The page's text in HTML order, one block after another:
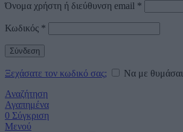
Όνομα χρήστη ή διεύθυνση email *
Κωδικός *
Σύνδεση
Ξεχάσατε τον κωδικό σας;
Να με θυμάσαι
Αναζήτηση
Αγαπημένα
0 Σύγκριση
Μενού